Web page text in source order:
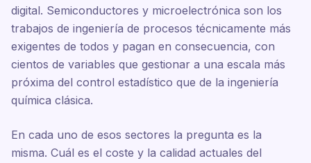
digital. Semiconductores y microelectrónica son los
trabajos de ingeniería de procesos técnicamente más
exigentes de todos y pagan en consecuencia, con
cientos de variables que gestionar a una escala más
próxima del control estadístico que de la ingeniería
química clásica.
En cada uno de esos sectores la pregunta es la
misma. Cuál es el coste y la calidad actuales del